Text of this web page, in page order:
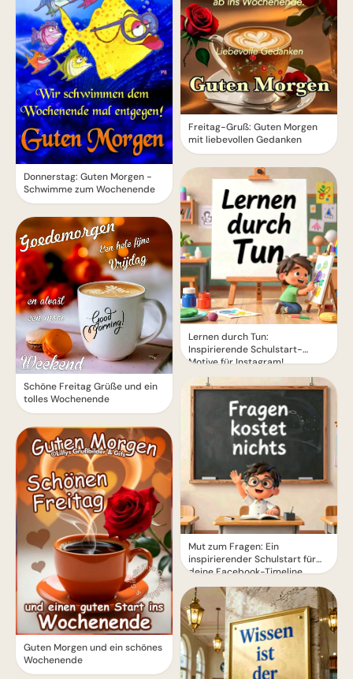
Donnerstag: Guten Morgen -
Schwimme zum Wochenende
Schöne Freitag Grüße und ein
tolles Wochenende
Guten Morgen und ein schönes
Wochenende
Freitag-Gruß: Guten Morgen
mit liebevollen Gedanken
Lernen durch Tun:
Inspirierende Schulstart-
Motive für Instagram!
Mut zum Fragen: Ein
inspirierender Schulstart für
deine Facebook-Timeline